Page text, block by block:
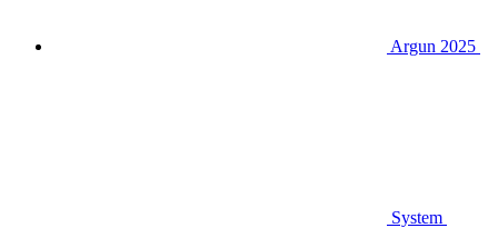
Argun 2025
System